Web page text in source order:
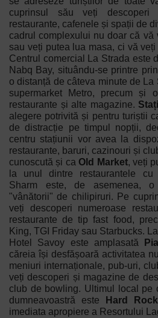
cuprinsul său veți descoperi
restaurante, cafenele și spații de
cadrul complexului nu doar că vă
sau veți putea lua masa, ci vă
Centrul comercial La Strada este
Nabq Bay, situându-se printre
o distanță de câteva minute de
supermarket Metro, precum și
restaurante și alte magazine.
alegere potrivită și pentru turiștii
de distracție pe timpul nopții,
centru stațiunii vor avea la
restaurante, baruri, cazinouri și
cunoscută și ca Old Market, veți
la unul dintre restaurantele cu
Sharm este, de asemenea,
"vânătorii" de chilipiruri. Pe
veți descoperi numeroase
restaurante de tip fast food,
King, TGI Friday sau Starbucks.
Hotel Savoy este amplasată
căreia își desfășoară activitatea
meniuri internaționale, pub-uri,
veți descoperi și magazine de
club de bowling. Ultimul local pe
dumneavoastră este
Hard
imediata apropiere a Resortului